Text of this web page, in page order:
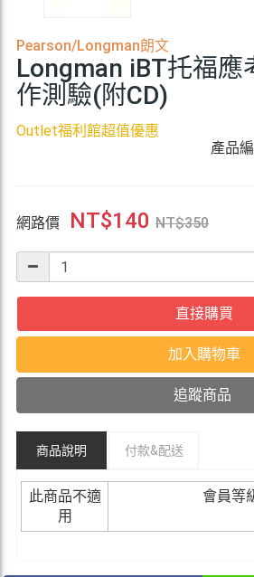
Pearson/Longman朗文
Longman iBT托福應
作測驗(附CD)
Outlet福利館超值優惠
產品
網路價 NT$140 NT$350
直接購買
加入購物車
追蹤商品
商品說明 付款&配送
此商品不適
用
會員等